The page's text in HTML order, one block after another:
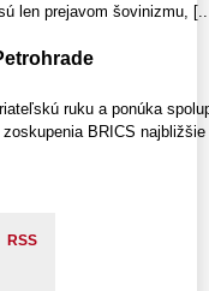
len prejavom šovinizmu,
ruku a ponúka
BRICS
RSS